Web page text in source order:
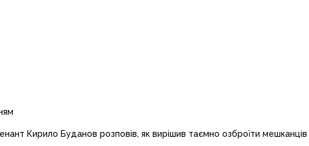
Кирило Буданов розповів, як вирішив таємно озброїти